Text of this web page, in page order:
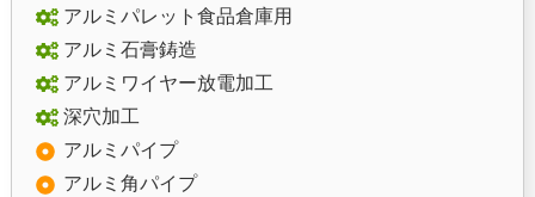
アルミパレット食品倉庫用
アルミ石膏鋳造
アルミワイヤー放電加工
深穴加工
アルミパイプ
アルミ角パイプ